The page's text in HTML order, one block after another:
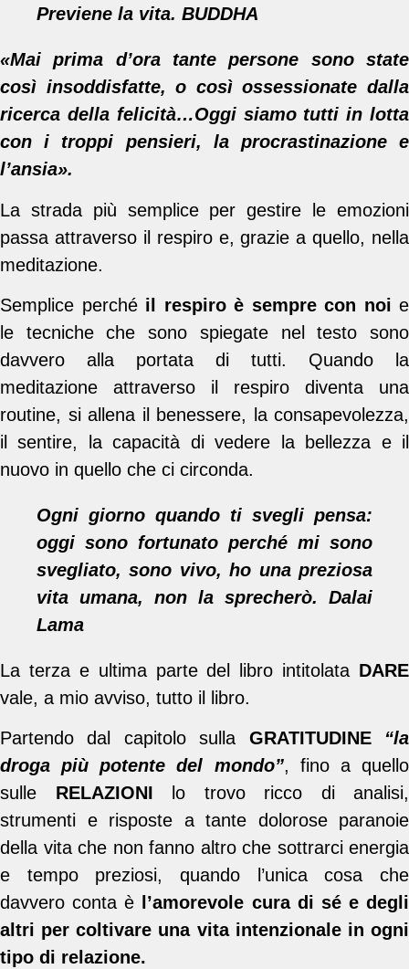
Previene la vita. BUDDHA
«Mai prima d’ora tante persone sono state
così insoddisfatte, o così ossessionate dalla
ricerca della felicità…Oggi siamo tutti in lotta
con i troppi pensieri, la procrastinazione e
l’ansia».
La strada più semplice per gestire le emozioni
passa attraverso il respiro e, grazie a quello, nella
meditazione.
Semplice perchéil respiro è sempre con noi e
le tecniche che sono spiegate nel testo sono
davvero alla portata di tutti. Quando la
meditazione attraverso il respiro diventa una
routine, si allena il benessere, la consapevolezza,
il sentire, la capacità di vedere la bellezza e il
nuovo in quello che ci circonda.
Ogni giorno quando ti svegli pensa:
oggi sono fortunato perché mi sono
svegliato, sono vivo, ho una preziosa
vita umana, non la sprecherò. Dalai
Lama
La terza e ultima parte del libro intitolata DARE
vale, a mio avviso, tutto il libro.
Partendo dal capitolo sulla GRATITUDINE “la
droga più potente del mondo”, fino a quello
sulle RELAZIONI lo trovo ricco di analisi,
strumenti e risposte a tante dolorose paranoie
della vita che non fanno altro che sottrarci energia
e tempo preziosi, quando l’unica cosa che
davvero conta è
l’amorevole cura di sé e degli
altri per coltivare una vita intenzionale in ogni
tipo di relazione.